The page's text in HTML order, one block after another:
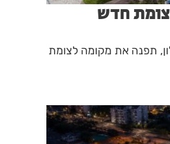
חדש
תפנה את מקומה לצומת